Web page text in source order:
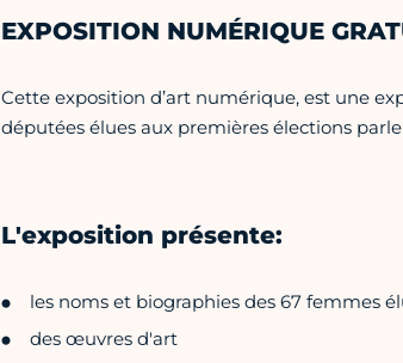
EXPOSITION NUMÉRIQUE
Cette exposition d’art numérique, est une
députées élues aux premières élections
L'exposition présente:
les noms et biographies des 67 femmes
des œuvres d'art